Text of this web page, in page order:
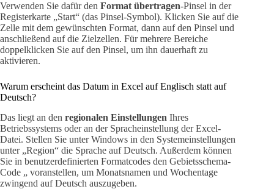
Verwenden Sie dafür den Format übertragen-Pinsel in der
Registerkarte „Start“ (das Pinsel-Symbol). Klicken Sie auf die
Zelle mit dem gewünschten Format, dann auf den Pinsel und
anschließend auf die Zielzellen. Für mehrere Bereiche
doppelklicken Sie auf den Pinsel, um ihn dauerhaft zu
aktivieren.
Warum erscheint das Datum in Excel auf Englisch statt auf
Deutsch?
Das liegt an den regionalen Einstellungen Ihres
Betriebssystems oder an der Spracheinstellung der Excel-
Datei. Stellen Sie unter Windows in den Systemeinstellungen
unter „Region“ die Sprache auf Deutsch. Außerdem können
Sie in benutzerdefinierten Formatcodes den Gebietsschema-
Code „ voranstellen, um Monatsnamen und Wochentage
zwingend auf Deutsch auszugeben.